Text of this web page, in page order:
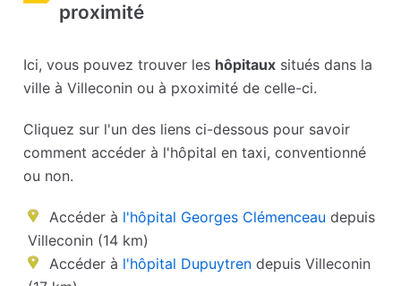
proximité
Ici, vous pouvez trouver les hôpitaux situés dans la
ville à Villeconin ou à pxoximité de celle-ci.
Cliquez sur l'un des liens ci-dessous pour savoir
comment accéder à l'hôpital en taxi, conventionné
ou non.
Accéder à l'hôpital Georges Clémenceau depuis
Villeconin (14 km)
Accéder à l'hôpital Dupuytren depuis Villeconin